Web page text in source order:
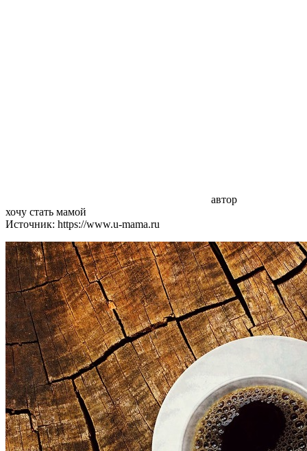
автор
хочу стать мамой
Источник: https://www.u-mama.ru